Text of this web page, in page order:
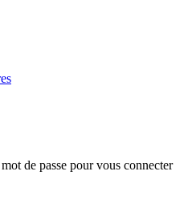
de passe pour vous connecter